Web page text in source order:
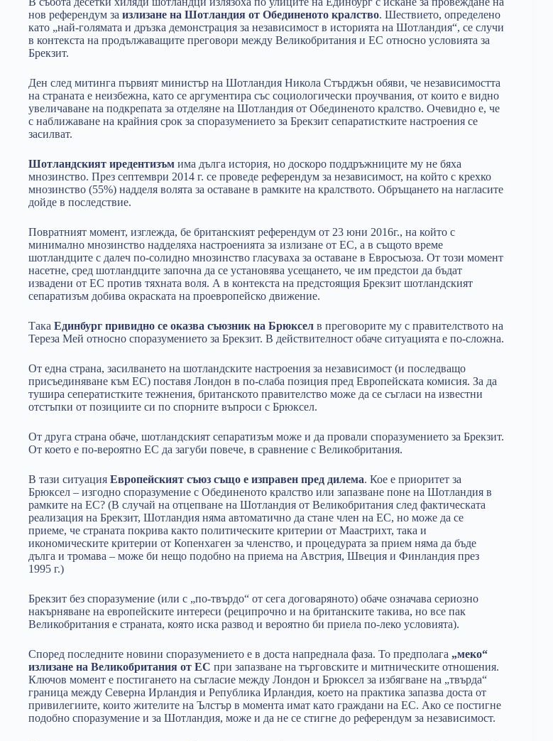
нов референдум за излизане на Шотландия от Обединеното кралство. Шествието, определено
като „най-голямата и дръзка демонстрация за независимост в историята на Шотландия“, се случи
в контекста на продължаващите преговори между Великобритания и ЕС относно условията за
Брекзит.
Ден след митинга първият министър на Шотландия Никола Стърджън обяви, че независимостта
на страната е неизбежна, като се аргументира със социологически проучвания, от които е видно
увеличаване на подкрепата за отделяне на Шотландия от Обединеното кралство. Очевидно е, че
с наближаване на крайния срок за споразумението за Брекзит сепаратистките настроения се
засилват.
Шотландският иредентизъм има дълга история, но доскоро поддръжниците му не бяха
мнозинство. През септември 2014 г. се проведе референдум за независимост, на който с крехко
мнозинство (55%) надделя волята за оставане в рамките на кралството. Обръщането на нагласите
дойде в последствие.
Повратният момент, изглежда, бе британският референдум от 23 юни 2016г., на който с
минимално мнозинство надделяха настроенията за излизане от ЕС, а в същото време
шотландците с далеч по-солидно мнозинство гласуваха за оставане в Евросъюза. От този момент
насетне, сред шотландците започна да се установява усещането, че им предстои да бъдат
извадени от ЕС против тяхната воля. А в контекста на предстоящия Брекзит шотландският
сепаратизъм добива окраската на проевропейско движение.
Така Единбург привидно се оказва съюзник на Брюксел в преговорите му с правителството на
Тереза Мей относно споразумението за Брекзит. В действителност обаче ситуацията е по-сложна.
От една страна, засилването на шотландските настроения за независимост (и последващо
присъединяване към ЕС) поставя Лондон в по-слаба позиция пред Европейската комисия. За да
тушира сеператистките тежнения, британското правителство може да се съгласи на известни
отстъпки от позициите си по спорните въпроси с Брюксел.
От друга страна обаче, шотландският сепаратизъм може и да провали споразумението за Брекзит.
От което е по-вероятно ЕС да загуби повече, в сравнение с Великобритания.
В тази ситуация Европейският съюз също е изправен пред дилема. Кое е приоритет за
Брюксел – изгодно споразумение с Обединеното кралство или запазване поне на Шотландия в
рамките на ЕС? (В случай на отцепване на Шотландия от Великобритания след фактическата
реализация на Брекзит, Шотландия няма автоматично да стане член на ЕС, но може да се
приеме, че страната покрива както политическите критерии от Маастрихт, така и
икономическите критерии от Копенхаген за членство, и процедурата за прием няма да бъде
дълга и тромава – може би нещо подобно на приема на Австрия, Швеция и Финландия през
1995 г.)
Брекзит без споразумение (или с „по-твърдо“ от сега договаряното) обаче означава сериозно
накърняване на европейските интереси (реципрочно и на британските такива, но все пак
Великобритания е страната, която иска развод и вероятно би приела по-леко условията).
Според последните новини споразумението е в доста напреднала фаза. То предполага „меко“
излизане на Великобритания от ЕС при запазване на търговските и митническите отношения.
Ключов момент е постигането на съгласие между Лондон и Брюксел за избягване на „твърда“
граница между Северна Ирландия и Република Ирландия, което на практика запазва доста от
привилегиите, които жителите на Ълстър в момента имат като граждани на ЕС. Ако се постигне
подобно споразумение и за Шотландия, може и да не се стигне до референдум за независимост.